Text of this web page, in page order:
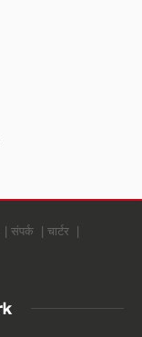
संपर्क
चार्टर